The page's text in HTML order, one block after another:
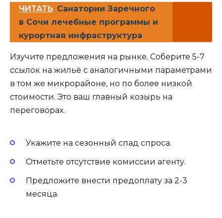
ЧИТАТЬ Санатории Заречного
в Сочи лечебные программы и
курортная инфраструктура
Изучите предложения на рынке. Соберите 5-7
ссылок на жильё с аналогичными параметрами
в том же микрорайоне, но по более низкой
стоимости. Это ваш главный козырь на
переговорах.
Укажите на сезонный спад спроса.
Отметьте отсутствие комиссии агенту.
Предложите внести предоплату за 2-3
месяца.